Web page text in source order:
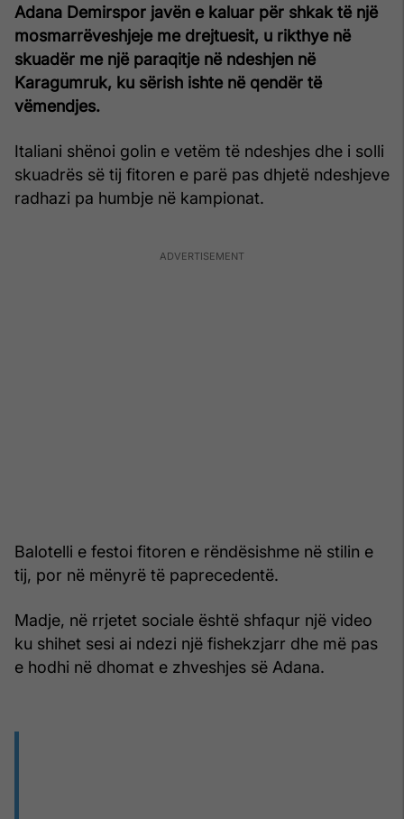
Adana Demirspor javën e kaluar për shkak të një
mosmarrëveshjeje me drejtuesit, u rikthye në
skuadër me një paraqitje në ndeshjen në
Karagumruk, ku sërish ishte në qendër të
vëmendjes.
Italiani shënoi golin e vetëm të ndeshjes dhe i solli
skuadrës së tij fitoren e parë pas dhjetë ndeshjeve
radhazi pa humbje në kampionat.
Balotelli e festoi fitoren e rëndësishme në stilin e
tij, por në mënyrë të paprecedentë.
Madje, në rrjetet sociale është shfaqur një video
ku shihet sesi ai ndezi një fishekzjarr dhe më pas
e hodhi në dhomat e zhveshjes së Adana.